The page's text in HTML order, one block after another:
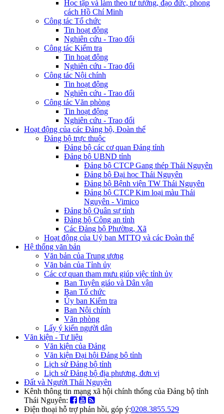
Học tập và làm theo tư tưởng, đạo đức, phong
cách Hồ Chí Minh
Công tác Tổ chức
Tin hoạt động
Nghiên cứu - Trao đổi
Công tác Kiểm tra
Tin hoạt động
Nghiên cứu - Trao đổi
Công tác Nội chính
Tin hoạt động
Nghiên cứu - Trao đổi
Công tác Văn phòng
Tin hoạt động
Nghiên cứu - Trao đổi
Hoạt động của các Đảng bộ, Đoàn thể
Đảng bộ trực thuộc
Đảng bộ các cơ quan Đảng tỉnh
Đảng bộ UBND tỉnh
Đảng bộ CTCP Gang thép Thái Nguyên
Đảng bộ Đại học Thái Nguyên
Đảng bộ Bệnh viện TW Thái Nguyên
Đảng bộ CTCP Kim loại màu Thái
Nguyên - Vimico
Đảng bộ Quân sự tỉnh
Đảng bộ Công an tỉnh
Các Đảng bộ Phường, Xã
Hoạt động của Uỷ ban MTTQ và các Đoàn thể
Hệ thống văn bản
Văn bản của Trung ương
Văn bản của Tỉnh ủy
Các cơ quan tham mưu giúp việc tỉnh ủy
Ban Tuyên giáo và Dân vận
Ban Tổ chức
Ủy ban Kiểm tra
Ban Nội chính
Văn phòng
Lấy ý kiến người dân
Văn kiện - Tư liệu
Văn kiện của Đảng
Văn kiện Đại hội Đảng bộ tỉnh
Lịch sử Đảng bộ tỉnh
Lịch sử Đảng bộ địa phương, đơn vị
Đất và Người Thái Nguyên
Kênh thông tin mạng xã hội chính thống của Đảng bộ tỉnh
Thái Nguyên:
Điện thoại hỗ trợ phản hồi, góp ý:0208.3855.529